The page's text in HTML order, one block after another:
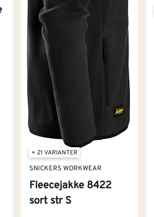
+ 21 VARIANTER
SNICKERS WORKWEAR
Fleecejakke 8422
sort str S